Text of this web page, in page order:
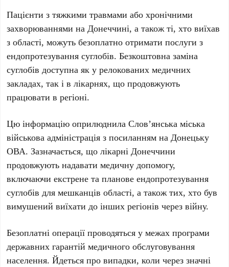
Пацієнти з тяжкими травмами або хронічними
захворюваннями на Донеччині, а також ті, хто виїхав
з області, можуть безоплатно отримати послуги з
ендопротезування суглобів. Безкоштовна заміна
суглобів доступна як у релокованих медичних
закладах, так і в лікарнях, що продовжують
працювати в регіоні.
Цю інформацію оприлюднилаСлов’янська міська
військова адміністрація з посиланням наДонецьку
ОВА. Зазначається, що лікарні Донеччини
продовжують надавати медичну допомогу,
включаючи екстрене та планове ендопротезування
суглобів для мешканців області, а також тих, хто був
вимушений виїхати до інших регіонів через війну.
Безоплатні операції проводяться у межахпрограми
державних гарантій медичного обслуговування
населення. Йдеться про випадки, коли через значні